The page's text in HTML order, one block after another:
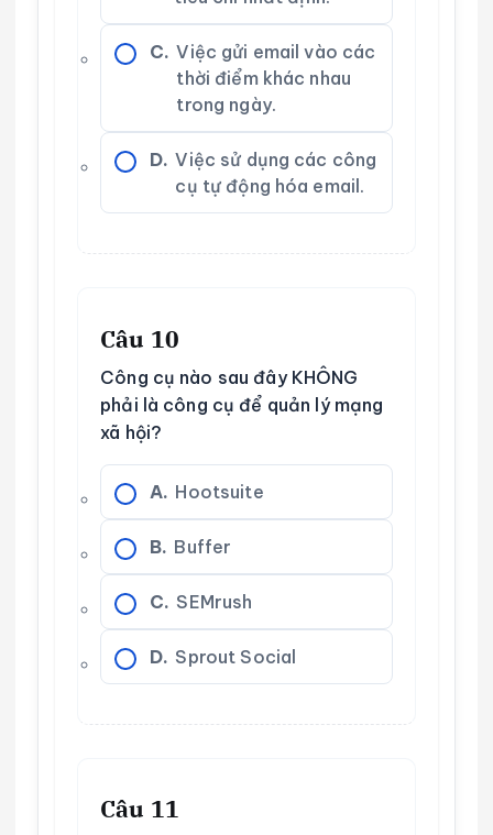
C. Việc gửi email vào các
thời điểm khác nhau
trong ngày.
D. Việc sử dụng các công
cụ tự động hóa email.
Câu 10
Công cụ nào sau đây KHÔNG
phải là công cụ để quản lý mạng
xã hội?
A. Hootsuite
B. Buffer
C. SEMrush
D. Sprout Social
Câu 11